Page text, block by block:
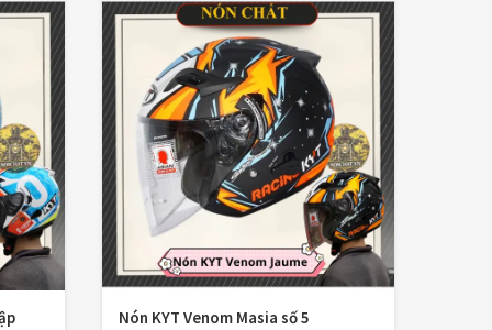
Găng cụt ngón (6)
Găng dài ngón (20)
GĂNG TAY (28)
Giá đỡ điện thoại (6)
GIÁP BẢO HỘ (50)
Giáp tay chân
Nón KYT Venom Masia số 5